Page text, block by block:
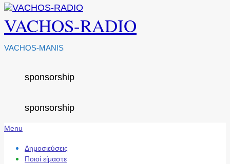
VACHOS-RADIO
VACHOS-MANIS
sponsorship
sponsorship
Secondary
Menu
Menu
Δημοσιεύσεις
Ποιοί είμαστε